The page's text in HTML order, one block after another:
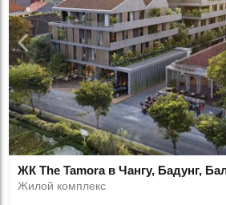
ЖК The Tamora в Чангу, Бадунг,
Жилой комплекс